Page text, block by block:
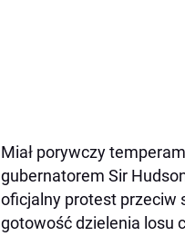
Miał porywczy
gubernatorem Sir
oficjalny protest przeciw
gotowość dzielenia losu